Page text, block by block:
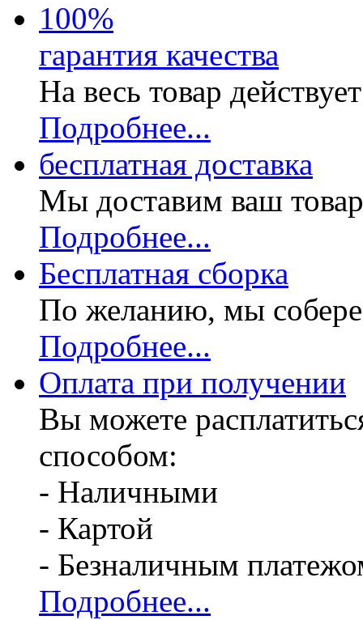
100%
гарантия качества
На весь товар
Подробнее...
бесплатная доставка
Мы доставим ваш
Подробнее...
Бесплатная сборка
По желанию, мы
Подробнее...
Оплата при получении
Вы можете
способом:
- Наличными
- Картой
- Безналичным
Подробнее...